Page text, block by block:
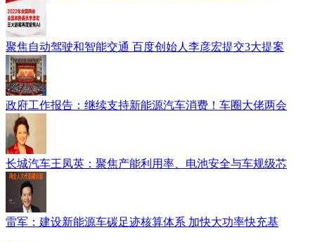
聚焦自动驾驶和智能交通 百度创始人李彦宏提交3大提案
政府工作报告：继续支持新能源汽车消费！车圈大佬两会
长城汽车王凤英：聚焦产能利用率、电池安全与车规级芯
雷军：建设新能源车碳足迹核算体系 加快大功率快充基